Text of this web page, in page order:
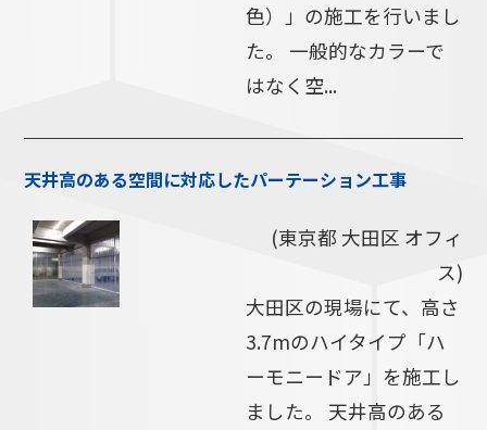
色）」の施工を行いまし
た。 一般的なカラーで
はなく空...
天井高のある空間に対応したパーテーション工事
(東京都 大田区 オフィ
ス)
大田区の現場にて、高さ
3.7mのハイタイプ「ハ
ーモニードア」を施工し
ました。 天井高のある